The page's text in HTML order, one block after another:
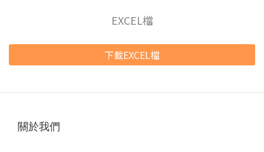
EXCEL檔
下載EXCEL檔
關於我們